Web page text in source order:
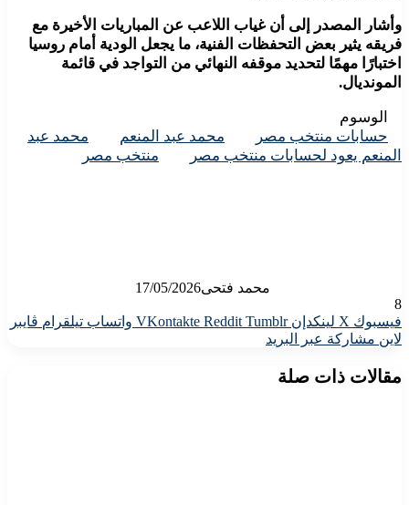
وأشار المصدر إلى أن غياب اللاعب عن المباريات الأخيرة مع
فريقه يثير بعض التحفظات الفنية، ما يجعل الودية أمام روسيا
اختبارًا مهمًا لتحديد موقفه النهائي من التواجد في قائمة
المونديال.
الوسوم
حسابات منتخب مصر
محمد عبد المنعم
محمد عبد
المنعم يعود لحسابات منتخب مصر
منتخب مصر
محمد فتحى17/05/2026
8
فيسبوك X لينكدإن واتساب تيلقرام ڤايبر
لاين مشاركة عبر البريد
مقالات ذات صلة